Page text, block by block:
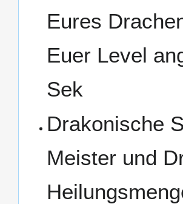
Eures
Euer Level
Sek
Drakonische
Meister und